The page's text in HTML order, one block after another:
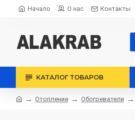
Начало О нас Контакты
КАТАЛОГ ТОВАРОВ
Отопление Обогреватели